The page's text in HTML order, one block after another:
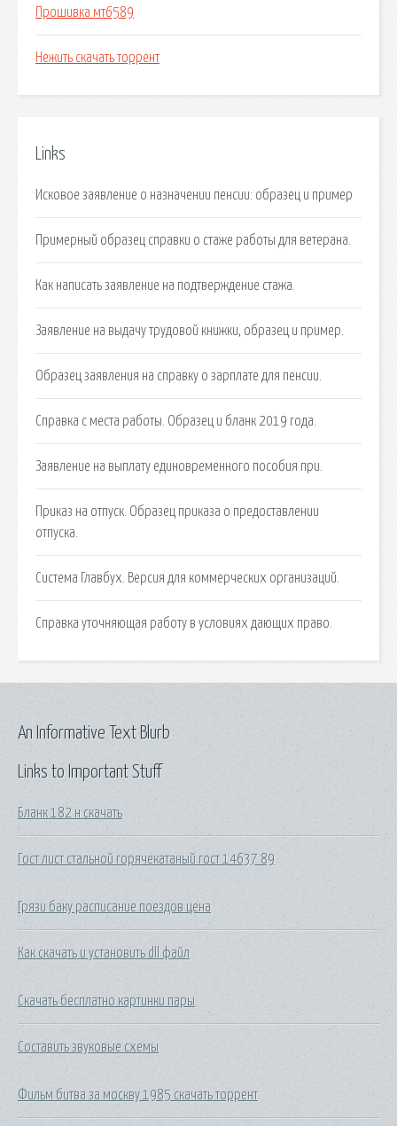
Прошивка мт6589
Нежить скачать торрент
Links
Исковое заявление о назначении пенсии: образец и пример
Примерный образец справки о стаже работы для ветерана.
Как написать заявление на подтверждение стажа.
Заявление на выдачу трудовой книжки, образец и пример.
Образец заявления на справку о зарплате для пенсии.
Справка с места работы. Образец и бланк 2019 года.
Заявление на выплату единовременного пособия при.
Приказ на отпуск. Образец приказа о предоставлении
отпуска.
Система Главбух. Версия для коммерческих организаций.
Справка уточняющая работу в условиях дающих право.
Links to Important Stuff
Бланк 182 н скачать
Гост лист стальной горячекатаный гост 14637 89
Грязи баку расписание поездов цена
Как скачать и установить dll файл
Скачать бесплатно картинки пары
Составить звуковые схемы
Фильм битва за москву 1985 скачать торрент
An Informative Text Blurb